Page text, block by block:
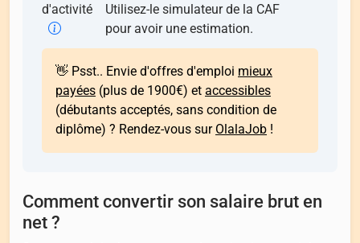
d'activité
Utilisez-le simulateur de la CAF
pour avoir une estimation.
👋 Psst.. Envie d'offres d'emploi mieux
payées (plus de 1900€) et accessibles
(débutants acceptés, sans condition de
diplôme) ? Rendez-vous sur OlalaJob !
Comment convertir son salaire brut en
net ?